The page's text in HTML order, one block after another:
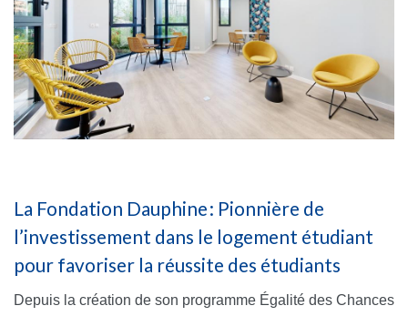
La Fondation Dauphine : Pionnière de
l’investissement dans le logement étudiant
pour favoriser la réussite des étudiants
Depuis la création de son programme Égalité des Chances